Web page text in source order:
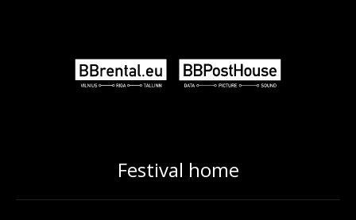
Festival home